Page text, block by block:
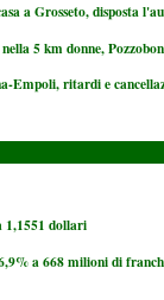
a Grosseto, disposta
5 km donne,
Empoli, ritardi e
1,1551 dollari
a 668 milioni di